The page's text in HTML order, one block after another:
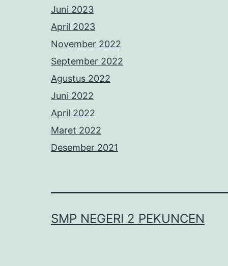
Juni 2023
April 2023
November 2022
September 2022
Agustus 2022
Juni 2022
April 2022
Maret 2022
Desember 2021
SMP NEGERI 2 PEKUNCEN